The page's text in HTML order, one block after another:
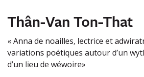
Thân-Van Ton-That
« Anna de noailles, lectrice et
variations poétiques autour d’un
d’un lieu de wéwoire»